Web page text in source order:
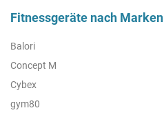
Fitnessgeräte nach Marken
Balori
Concept M
Cybex
gym80